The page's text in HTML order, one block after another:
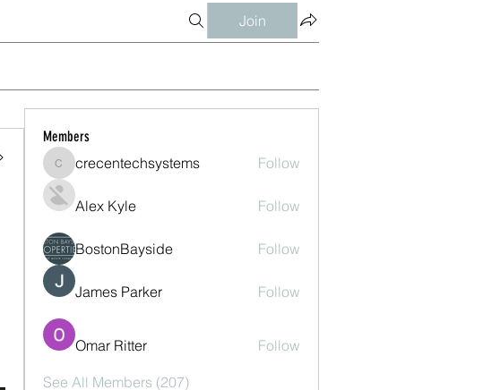
Join
Members
crecentechsystems
crecentechsystems Follow
Alex Kyle Follow
BostonBayside Follow
James Parker Follow
Omar Ritter Follow
See All Members (207)